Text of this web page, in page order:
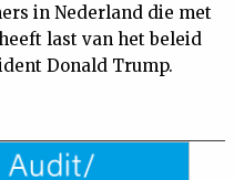
in Nederland die met
last van het beleid
Donald Trump.